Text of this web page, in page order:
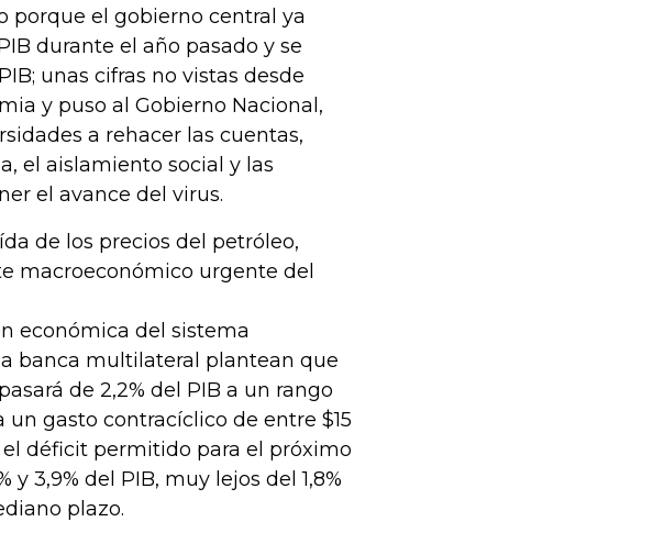
porque el gobierno central ya
durante el año pasado y se
unas cifras no vistas desde
y puso al Gobierno Nacional,
a rehacer las cuentas,
el aislamiento social y las
el avance del virus.
de los precios del petróleo,
macroeconómico urgente del
económica del sistema
banca multilateral plantean que
de 2,2% del PIB a un rango
un gasto contracíclico de entre $15
déficit permitido para el próximo
3,9% del PIB, muy lejos del 1,8%
plazo.